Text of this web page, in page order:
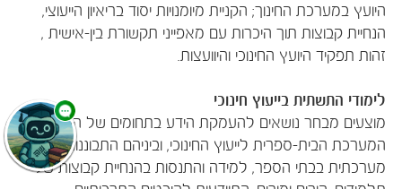
היועץ במערכת החינוך; הקניית מיומנויות יסוד בריאיון הייעוצי,
הנחיית קבוצות תוך היכרות עם מאפייני תקשורת בין-אישית ,
זהות תפקיד היועץ החינוכי והיוועצות.
לימודי התשתית בייעוץ חינוכי
מוצעים מבחר נושאים להעמקת הידע בתחומים של הקשר בין
המערכת הבית-ספרית לייעוץ החינוכי, וביניהם התבוננות
מערכתית בבתי הספר, למידה והתנסות בהנחיית קבוצות של